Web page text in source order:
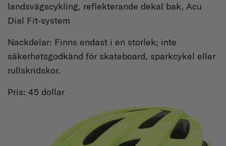
landsvägscykling, reflekterande dekal bak, Acu
Dial Fit-system
Nackdelar: Finns endast i en storlek; inte
säkerhetsgodkänd för skateboard, sparkcykel eller
rullskridskor.
Pris: 45 dollar